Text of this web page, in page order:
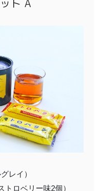
ト A
レイ）
トロベリー味2個）